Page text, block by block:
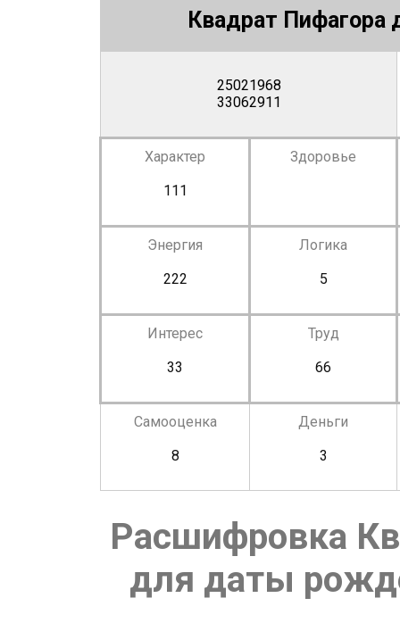
Квадрат Пифагора
25021968
33062911
Характер
111
Здоровье
Энергия
222
Логика
5
Интерес
33
Труд
66
Самооценка
8
Деньги
3
Расшифровка
для даты